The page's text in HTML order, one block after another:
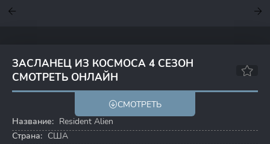
ЗАСЛАНЕЦ ИЗ КОСМОСА 4 СЕЗОН
СМОТРЕТЬ ОНЛАЙН
8.1
СМОТРЕТЬ
Название: Resident Alien
Страна: США